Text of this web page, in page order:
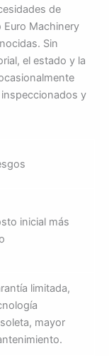
de
Machinery
Sin
el estado y la
y
inicial más
limitada,
mayor